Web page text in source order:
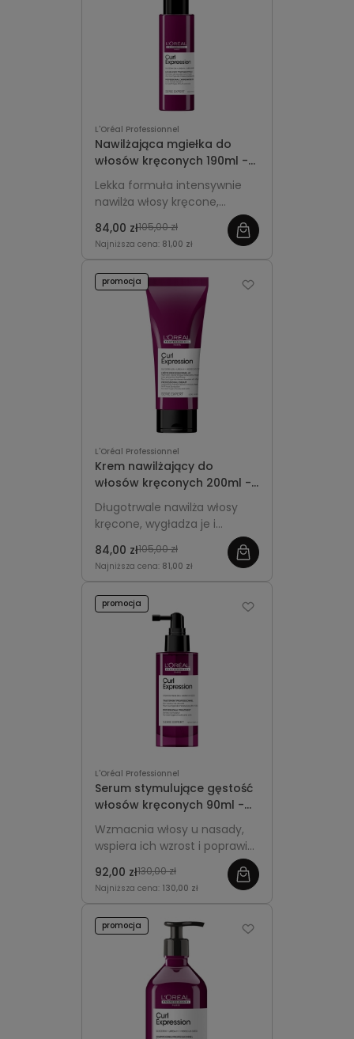
L'Oréal Professionnel
Nawilżająca mgiełka do
włosów kręconych 190ml -
L'Oréal Professionnel Curl
Expression
Lekka formuła intensywnie
nawilża włosy kręcone,
myciami i nadaje lokom
sprężystość oraz blask.
84,00 zł105,00 zł
Najniższa cena: 81,00 zł
L'Oréal Professionnel
Krem nawilżający do
włosów kręconych 200ml -
L'Oréal Professionnel Curl
Expression
Długotrwale nawilża włosy
kręcone, wygładza je i
podkreślając naturalny skręt i
sprężystość loków.
84,00 zł105,00 zł
Najniższa cena: 81,00 zł
promocja
L'Oréal Professionnel
Serum stymulujące gęstość
włosów kręconych 90ml -
L'Oréal Professionnel Curl
Expression Treatment
Wzmacnia włosy u nasady,
wspiera ich wzrost i poprawia
podkreślając sprężystość
loków i fal.
92,00 zł130,00 zł
Najniższa cena: 130,00 zł
promocja
promocja